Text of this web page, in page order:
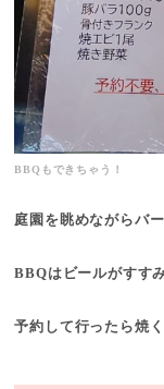
BBQもできちゃう！
庭園を眺めながらバ
BBQはビールがすす
予約して行ったら焼